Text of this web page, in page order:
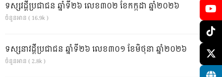
ទស្សវដ្តីប្រជាជន ឆ្នាំទី២៦ លេខ៣០២ ខែកក្កដា ឆ្នាំ២០២៦
ចំនួនអាន ( 16.9k )
ទស្សនាវដ្ដីប្រជាជន ឆ្នាំទី២៦ លេខ៣០១ ខែមិថុនា ឆ្នាំ២០២៦
ចំនួនអាន ( 2.8k )